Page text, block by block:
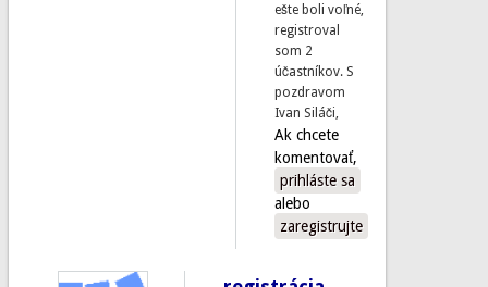
ešte boli voľné,
registroval
som 2
účastníkov. S
pozdravom
Ivan Siláči,
Ak chcete
komentovať,
prihláste sa
alebo
zaregistrujte